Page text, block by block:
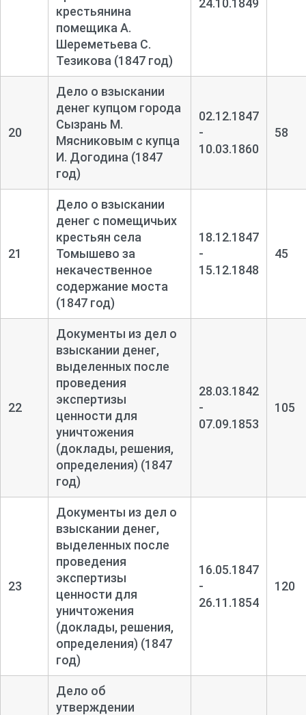
крестьянина
помещика А.
Шереметьева С.
Тезикова (1847 год)
24.10.1849
20
Дело о взыскании
денег купцом города
Сызрань М.
Мясниковым с купца
И. Догодина (1847
год)
02.12.1847
-
10.03.1860
58
21
Дело о взыскании
денег с помещичьих
крестьян села
Томышево за
некачественное
содержание моста
(1847 год)
18.12.1847
-
15.12.1848
45
22
Документы из дел о
взыскании денег,
выделенных после
проведения
экспертизы
ценности для
уничтожения
(доклады, решения,
определения) (1847
год)
28.03.1842
-
07.09.1853
105
23
Документы из дел о
взыскании денег,
выделенных после
проведения
экспертизы
ценности для
уничтожения
(доклады, решения,
определения) (1847
год)
16.05.1847
-
26.11.1854
120
Дело об
утверждении